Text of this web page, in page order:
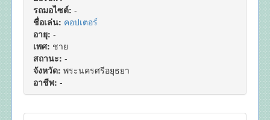
รถมอไซต์: -
ชื่อเล่น: คอปเตอร์
อายุ: -
เพศ: ชาย
สถานะ: -
จังหวัด: พระนครศรีอยุธยา
อาชีพ: -